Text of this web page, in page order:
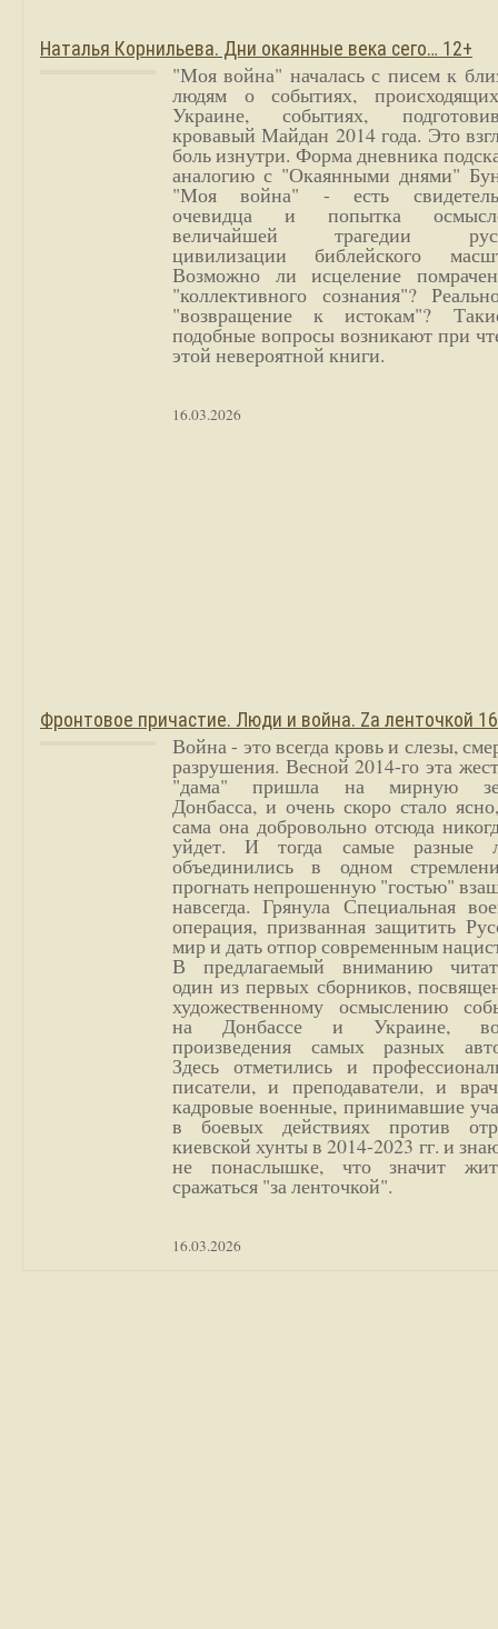
Наталья Корнильева. Дни окаянные века сего… 12+
"Моя война" началась с писем к
людям о событиях,
Украине, событиях,
кровавый Майдан 2014 года. Это
боль изнутри. Форма дневника
аналогию с "Окаянными днями"
"Моя война" - есть
очевидца и попытка
величайшей трагедии
цивилизации библейского
Возможно ли исцеление
"коллективного сознания"?
"возвращение к истокам"?
подобные вопросы возникают при
этой невероятной книги.
16.03.2026
Фронтовое причастие. Люди и война. Zа ленточкой
Война - это всегда кровь и слезы,
разрушения. Весной 2014-го эта
"дама" пришла на мирную
Донбасса, и очень скоро стало
сама она добровольно отсюда
уйдет. И тогда самые разные
объединились в одном
прогнать непрошенную "гостью"
навсегда. Грянула Специальная
операция, призванная защитить
мир и дать отпор современным
В предлагаемый вниманию
один из первых сборников,
художественному осмыслению
на Донбассе и Украине,
произведения самых разных
Здесь отметились и
писатели, и преподаватели, и
кадровые военные, принимавшие
в боевых действиях против
киевской хунты в 2014-2023 гг. и
не понаслышке, что значит
сражаться "за ленточкой".
16.03.2026